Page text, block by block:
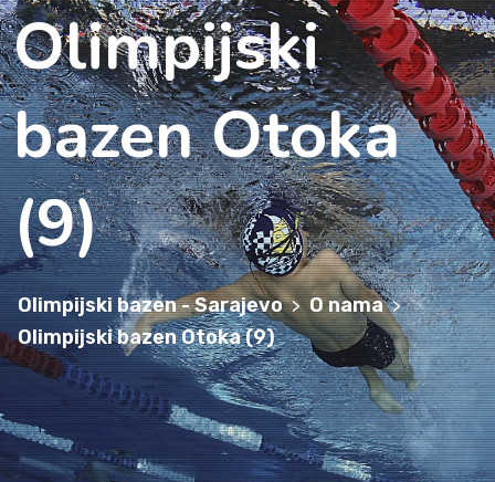
Olimpijski
bazen Otoka
(9)
Olimpijski bazen - Sarajevo > O nama >
Olimpijski bazen Otoka (9)